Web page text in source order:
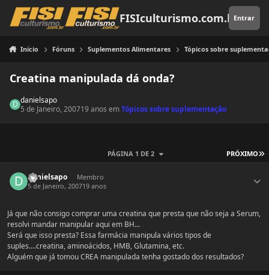
Pular para o conteúdo
FISIculturismo.com.brEntrar
Início Fóruns Suplementos Alimentares Tópicos sobre
Creatina manipulada dá onda?
danielsapo
5 de Janeiro, 200719 anos emTópicos sobre suplementação
PRÓXIMO
PÁGINA 1 DE 2
danielsapo
Membro
5 de Janeiro, 200719 anos
Já que não consigo comprar uma creatina que presta que não seja a Serum,
resolvi mandar manipular aqui em BH...
Será que isso presta? Essa farmácia manipula vários tipos de
suples....creatina, aminoácidos, HMB, Glutamina, etc.
Alguém que já tomou CREA manipulada tenha gostado dos resultados?